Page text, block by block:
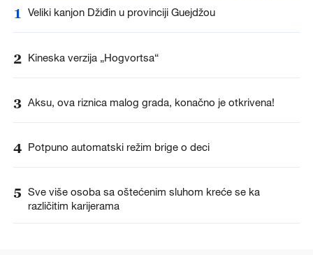
1 Veliki kanjon Džiđin u provinciji Guejdžou
2 Kineska verzija „Hogvortsa“
3 Aksu, ova riznica malog grada, konačno je otkrivena!
4 Potpuno automatski režim brige o deci
5 Sve više osoba sa oštećenim sluhom kreće se ka
različitim karijerama